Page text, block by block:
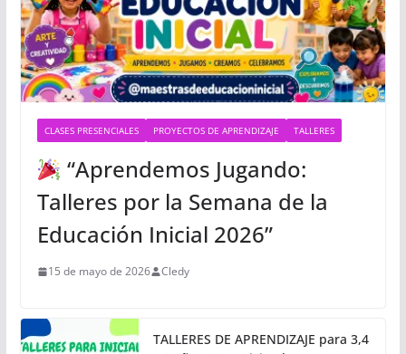
CLASES PRESENCIALES PROYECTOS DE APRENDIZAJE TALLERES
“Aprendemos Jugando:
Talleres por la Semana de la
Educación Inicial 2026”
15 de mayo de 2026 Cledy
TALLERES DE APRENDIZAJE para 3,4